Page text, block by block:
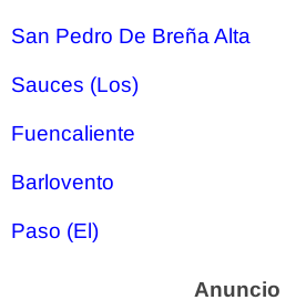
San Pedro De Breña Alta
Sauces (Los)
Fuencaliente
Barlovento
Paso (El)